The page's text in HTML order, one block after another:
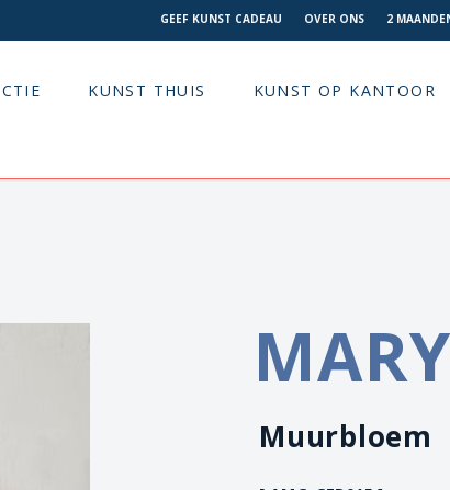
GEEF KUNST CADEAU OVER ONS 2
KUNST THUIS KUNST OP KANTOOR
Muurbloem